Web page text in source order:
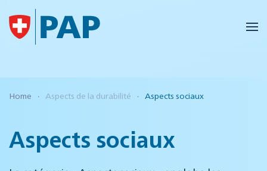
Accéder au contenu principal
Home Aspects de la durabilité Aspects sociaux
Aspects sociaux